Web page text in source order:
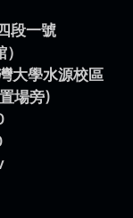
段一號
大學水源校區
場旁)